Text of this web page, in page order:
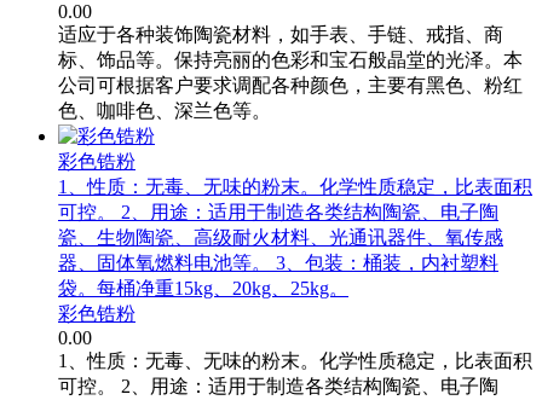
0.00
适应于各种装饰陶瓷材料，如手表、手链、戒指、商
标、饰品等。保持亮丽的色彩和宝石般晶堂的光泽。本
公司可根据客户要求调配各种颜色，主要有黑色、粉红
色、咖啡色、深兰色等。
彩色锆粉
1、性质：无毒、无味的粉末。化学性质稳定，比表面积
可控。 2、用途：适用于制造各类结构陶瓷、电子陶
瓷、生物陶瓷、高级耐火材料、光通讯器件、氧传感
器、固体氧燃料电池等。 3、包装：桶装，内衬塑料
袋。每桶净重15kg、20kg、25kg。
彩色锆粉
0.00
1、性质：无毒、无味的粉末。化学性质稳定，比表面积
可控。 2、用途：适用于制造各类结构陶瓷、电子陶